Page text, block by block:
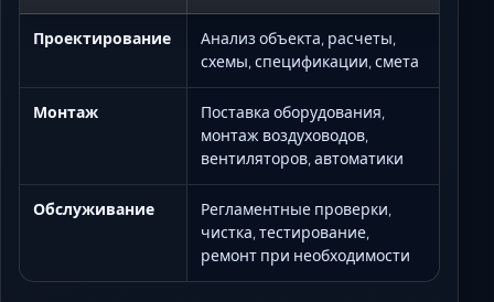
Проектирование
Анализ объекта, расчеты,
схемы, спецификации, смета
Монтаж
Поставка оборудования,
монтаж воздуховодов,
вентиляторов, автоматики
Обслуживание
Регламентные проверки,
чистка, тестирование,
ремонт при необходимости